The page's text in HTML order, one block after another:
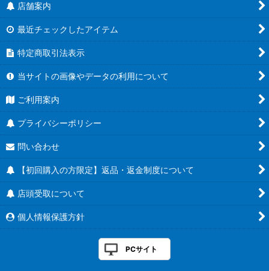
店舗案内
最近チェックしたアイテム
特定商取引法表示
当サイトの画像やデータの利用について
ご利用案内
プライバシーポリシー
問い合わせ
【初回購入の方限定】返品・返金制度について
店頭受取について
個人情報保護方針
PCサイト